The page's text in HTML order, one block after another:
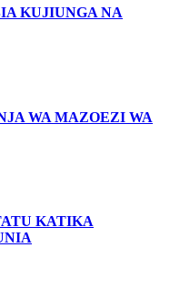
KUJIUNGA NA
WA MAZOEZI WA
KATIKA